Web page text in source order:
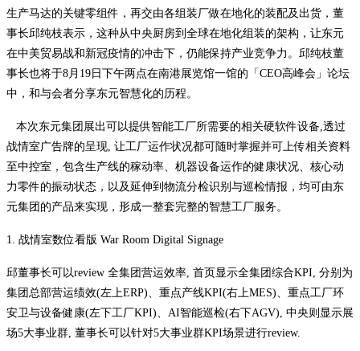
生产马达的关键零组件，再交由各组装厂做在地化的装配及出货，董
事长邱纯枝表示，这种从中央厨房到全球在地化组装的架构，让东元
在中美贸易战和新冠疫情的冲击下，仍能保持产业竞争力。邱纯枝董
事长也将于8月19日下午两点在南港展览馆一馆的「CEO高峰会」论坛
中，和与会者分享东元智慧化的历程。
本次东元集团展出可以提供智能工厂所需要的相关硬软件设备,透过
战情室广告牌的呈现, 让工厂运作状况都可随时掌握并可上传相关资料
至中控室，包含生产线的稼动率、机器设备运作的健康状况、核心动
力零件的振动状态，以及延伸到物流分检识别与巡检情报，均可由东
元集团的产品来实现，形成一整套完整的智慧工厂服务。
1. 战情室数位看版 War Room Digital Signage
邱董事长可以review 全集团营运效率, 首页显示全集团综合KPI, 分别为
集团总部营运绩效(左上ERP)、重点产线KPI(右上MES)、重点工厂环
安卫与设备健康(左下工厂KPI)、AI智能巡检(右下AGV), 中央则显示展
场5大事业群, 董事长可以针对5大事业群KPI场景进行review.